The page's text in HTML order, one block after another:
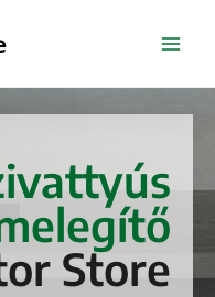
Store